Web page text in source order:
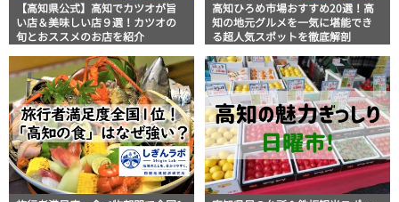
【高知県公式】高知でカツオが旨
い店＆美味しい店９選！カツオの
旬とおススメのお店を紹介
高知ひろめ市場おすすめ20選！高
知の地元グルメを一気に堪能でき
る超人気スポットを徹底解剖